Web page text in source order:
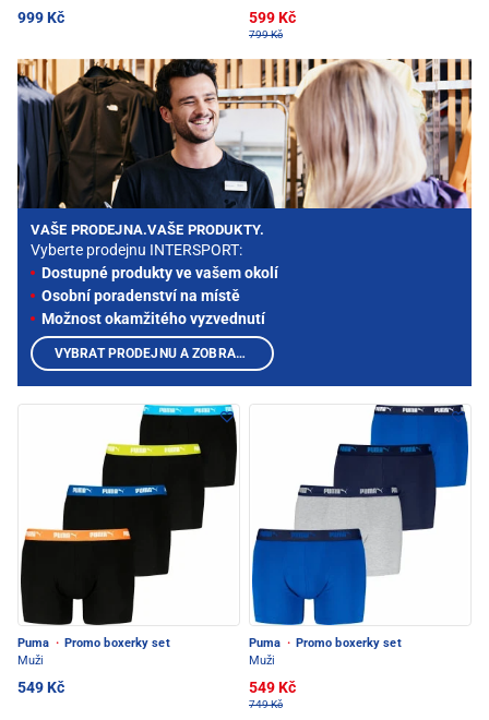
999 Kč 599 Kč
799 Kč
Puma · Promo boxerky set
Muži
549 Kč
Puma · Promo boxerky set
Muži
549 Kč
749 Kč
VAŠE PRODEJNA.VAŠE PRODUKTY.
Vyberte prodejnu INTERSPORT:
Dostupné produkty ve vašem okolí
Osobní poradenství na místě
Možnost okamžitého vyzvednutí
VYBRAT PRODEJNU A ZOBRAZIT PRODUKTY